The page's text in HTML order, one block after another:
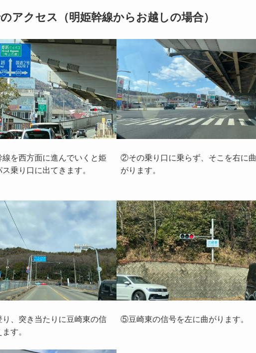
アクセス（明姫幹線からお越しの場合）
を西方面に進んでいくと姫
乗り口に出てきます。
②その乗り口に乗らず、そこを右に曲
がります。
、突き当たりに豆崎東の信
す。
⑤豆崎東の信号を左に曲がります。